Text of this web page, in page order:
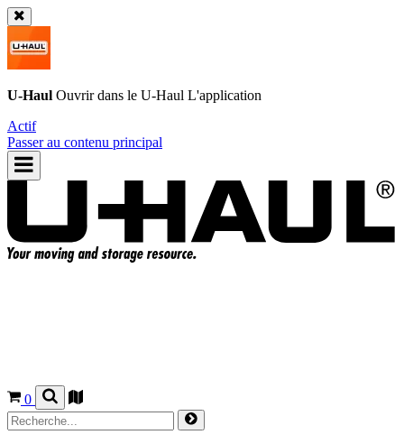
U-Haul Ouvrir dans le U-Haul L'application
Actif
Passer au contenu principal
0